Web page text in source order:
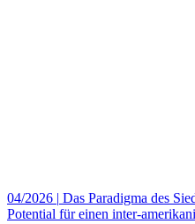
04/2026 | Das Paradigma des
Potential für einen inter-